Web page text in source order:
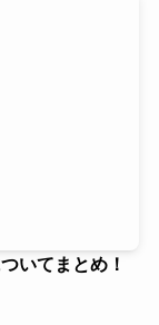
いてまとめ！